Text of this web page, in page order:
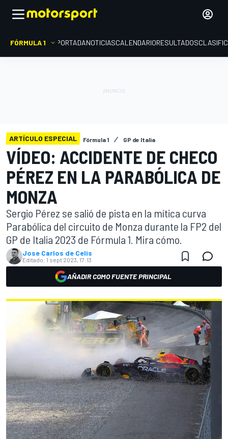
FÓRMULA 1 PORTADANOTICIASCALENDARIORESULTADOS
ARTÍCULO ESPECIAL Fórmula 1 GP de Italia
VÍDEO: ACCIDENTE DE CHECO
PÉREZ EN LA PARABÓLICA DE
MONZA
Sergio Pérez se salió de pista en la mítica curva
Parabólica del circuito de Monza durante la FP2 del
GP de Italia 2023 de Fórmula 1. Mira cómo.
Jose Carlos de Celis
Editado: 1 sept 2023, 17:13
AÑADIR COMO FUENTE PRINCIPAL